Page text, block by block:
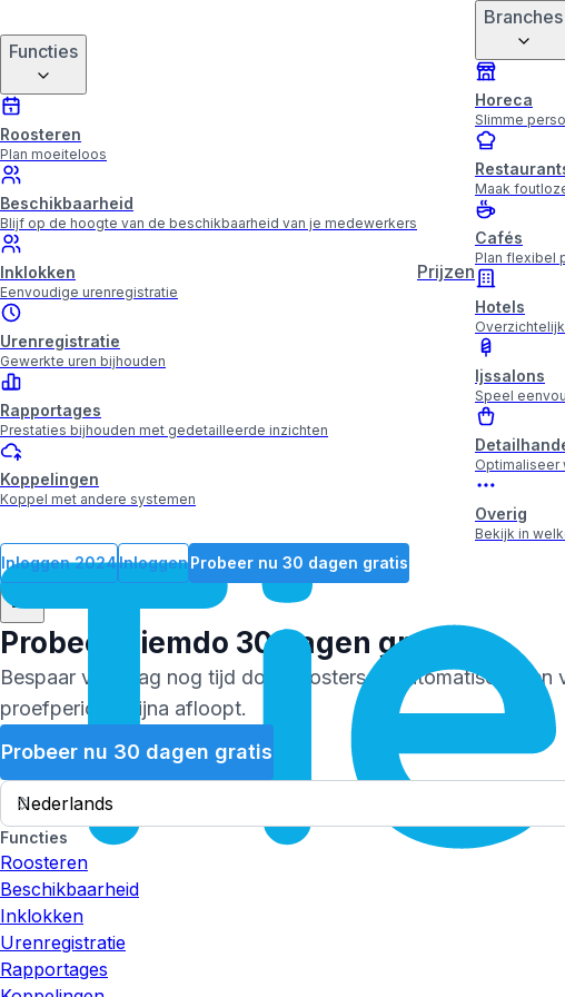
Functies
Roosteren
Plan moeiteloos
Beschikbaarheid
Blijf op de hoogte van de beschikbaarheid van je medewerkers
Inklokken
Eenvoudige urenregistratie
Urenregistratie
Gewerkte uren bijhouden
Rapportages
Prestaties bijhouden met gedetailleerde inzichten
Koppelingen
Koppel met andere systemen
Prijzen
Branches
Horeca
Slimme
Maak
Cafés
Plan flexibel
Hotels
Ijssalons
Speel
Optimaliseer
Overig
Bekijk in
Inloggen2024InloggenProbeer nu 30 dagen gratis
Probeer Tiemdo 30 dagen gratis
Bespaar vandaag nog tijd door roosters te automatiseren
proefperiode bijna afloopt.
Probeer nu 30 dagen gratis
Functies
Roosteren
Beschikbaarheid
Inklokken
Urenregistratie
Rapportages